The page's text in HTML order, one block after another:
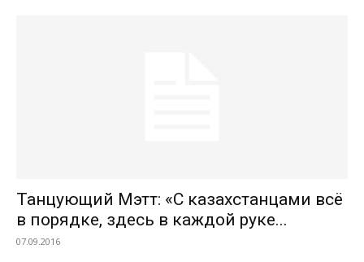
Танцующий Мэтт: «С казахстанцами всё
в порядке, здесь в каждой руке...
07.09.2016